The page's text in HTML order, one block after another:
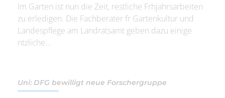
Im Garten ist nun die Zeit, restliche Frhjahrsarbeiten
zu erledigen. Die Fachberater fr Gartenkultur und
Landespflege am Landratsamt geben dazu einige
ntzliche...
Uni: DFG bewilligt neue Forschergruppe